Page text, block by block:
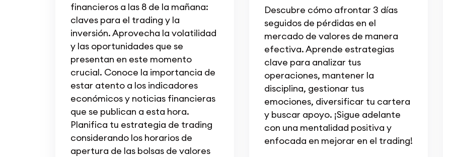
financieros a las 8 de la mañana:
claves para el trading y la
inversión. Aprovecha la volatilidad
y las oportunidades que se
presentan en este momento
crucial. Conoce la importancia de
estar atento a los indicadores
económicos y noticias financieras
que se publican a esta hora.
Planifica tu estrategia de trading
considerando los horarios de
apertura de las bolsas de valores
Descubre cómo afrontar 3 días
seguidos de pérdidas en el
mercado de valores de manera
efectiva. Aprende estrategias
clave para analizar tus
operaciones, mantener la
disciplina, gestionar tus
emociones, diversificar tu cartera
y buscar apoyo. ¡Sigue adelante
con una mentalidad positiva y
enfocada en mejorar en el trading!